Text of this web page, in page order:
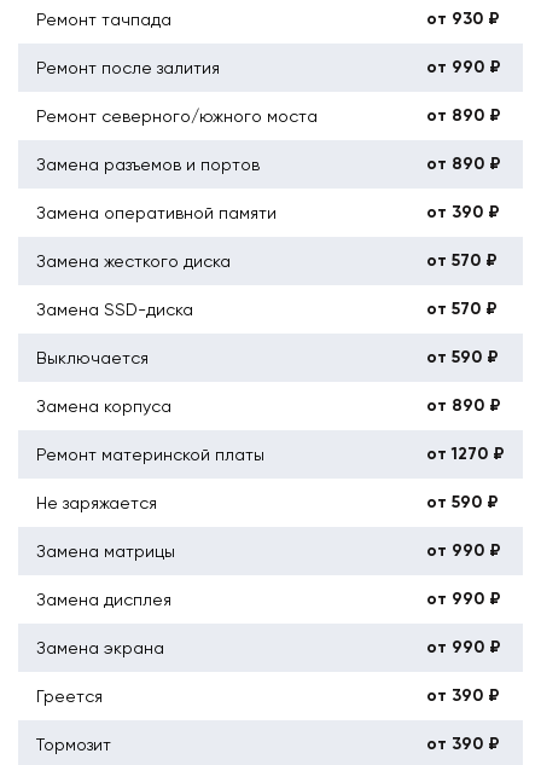
Ремонт тачпада от 930 ₽
Ремонт после залития от 990 ₽
Ремонт северного/южного моста от 890 ₽
Замена разъемов и портов от 890 ₽
Замена оперативной памяти от 390 ₽
Замена жесткого диска от 570 ₽
Замена SSD-диска от 570 ₽
Выключается от 590 ₽
Замена корпуса от 890 ₽
Ремонт материнской платы от 1270 ₽
Не заряжается от 590 ₽
Замена матрицы от 990 ₽
Замена дисплея от 990 ₽
Замена экрана от 990 ₽
Греется от 390 ₽
Тормозит от 390 ₽